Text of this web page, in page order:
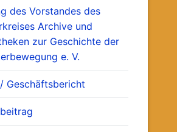
des Vorstandes des
Archive und
zur Geschichte der
e. V.
Geschäftsbericht